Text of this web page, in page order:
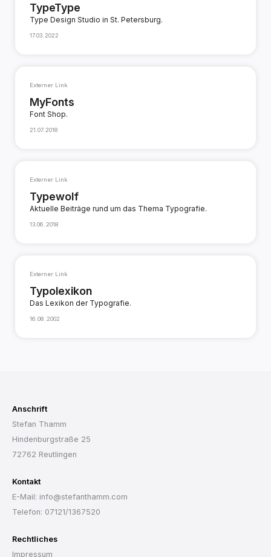
TypeType
Type Design Studio in St. Petersburg.
17.03.2022
Externer Link
MyFonts
Font Shop.
21.07.2018
Externer Link
Typewolf
Aktuelle Beiträge rund um das Thema Typografie.
13.06.2018
Externer Link
Typolexikon
Das Lexikon der Typografie.
16.08.2002
Anschrift
Stefan Thamm
Hindenburgstraße 25
72762 Reutlingen
Kontakt
E-Mail: info@stefanthamm.com
Telefon: 07121/1367520
Rechtliches
Impressum